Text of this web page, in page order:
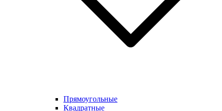
Прямоугольные
Квадратные